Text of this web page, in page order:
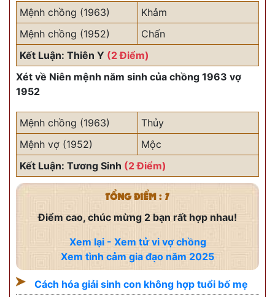
Mệnh chồng (1963)
Khảm
Mệnh chồng (1952)
Chấn
Kết Luận: Thiên Y (2 Điểm)
Xét về Niên mệnh năm sinh của chồng 1963 vợ
1952
Mệnh chồng (1963)
Thủy
Mệnh vợ (1952)
Mộc
Kết Luận: Tương Sinh (2 Điểm)
TỔNG ĐIỂM : 7
Điểm cao, chúc mừng 2 bạn rất hợp nhau!
Xem lại - Xem tử vi vợ chồng
Xem tình cảm gia đạo năm 2025
Cách hóa giải sinh con không hợp tuổi bố mẹ